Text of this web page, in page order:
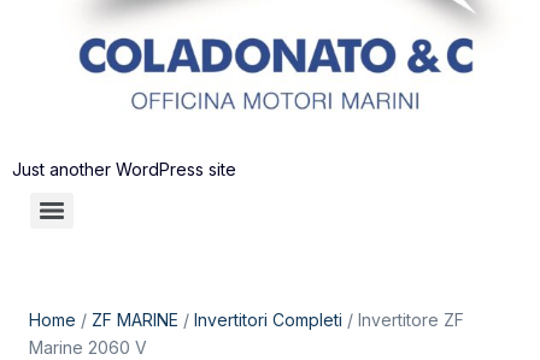
Just another WordPress site
Home / ZF MARINE / Invertitori Completi / Invertitore ZF
Marine 2060 V